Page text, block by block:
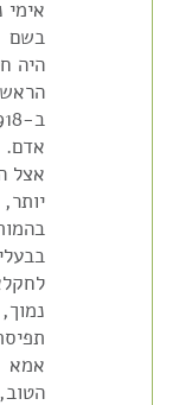
בשם
היה
אדם.
אצל
אמא